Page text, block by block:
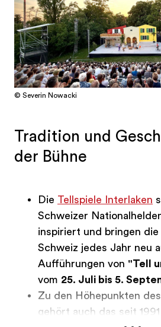
sehen, dauert rund 100
Pause gespielt.
© Severin Nowacki
Tradition und
der Bühne
Die Tellspiele Interlaken
Schweizer
inspiriert und bringen
Schweiz jedes Jahr neu
Aufführungen von "Tell
vom 25. Juli bis 5.
Zu den Höhepunkten
gehört auch das seit 1991